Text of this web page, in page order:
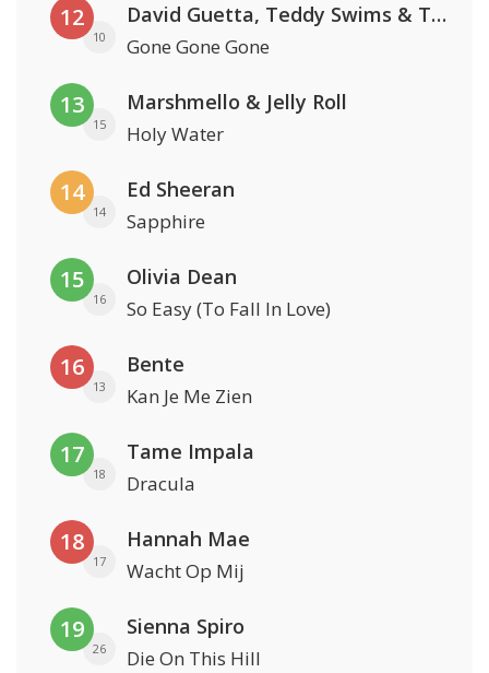
12
10
David Guetta, Teddy Swims & Tones And I
Gone Gone Gone
13
15
Marshmello & Jelly Roll
Holy Water
14
14
Ed Sheeran
Sapphire
15
16
Olivia Dean
So Easy (To Fall In Love)
16
13
Bente
Kan Je Me Zien
17
18
Tame Impala
Dracula
18
17
Hannah Mae
Wacht Op Mij
19
26
Sienna Spiro
Die On This Hill